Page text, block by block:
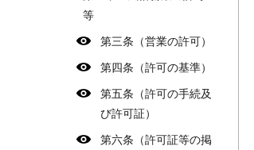
等
第三条（営業の許可）
第四条（許可の基準）
第五条（許可の手続及
び許可証）
第六条（許可証等の掲